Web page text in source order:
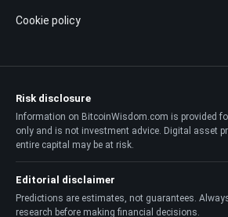
Cookie policy
Risk disclosure
Information on BitcoinWisdom.com is provided
only and is not investment advice. Digital asset
entire capital may be at risk.
Editorial disclaimer
Predictions are estimates, not guarantees.
research before making financial decisions.